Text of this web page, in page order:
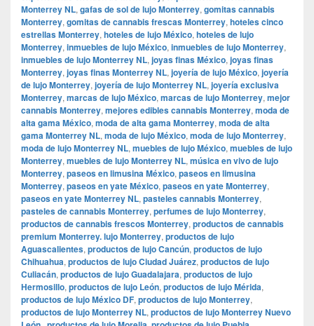
Monterrey NL, gafas de sol de lujo Monterrey, gomitas cannabis
Monterrey, gomitas de cannabis frescas Monterrey, hoteles cinco
estrellas Monterrey, hoteles de lujo México, hoteles de lujo
Monterrey, inmuebles de lujo México, inmuebles de lujo Monterrey,
inmuebles de lujo Monterrey NL, joyas finas México, joyas finas
Monterrey, joyas finas Monterrey NL, joyería de lujo México, joyería
de lujo Monterrey, joyería de lujo Monterrey NL, joyería exclusiva
Monterrey, marcas de lujo México, marcas de lujo Monterrey, mejor
cannabis Monterrey, mejores edibles cannabis Monterrey, moda de
alta gama México, moda de alta gama Monterrey, moda de alta
gama Monterrey NL, moda de lujo México, moda de lujo Monterrey,
moda de lujo Monterrey NL, muebles de lujo México, muebles de lujo
Monterrey, muebles de lujo Monterrey NL, música en vivo de lujo
Monterrey, paseos en limusina México, paseos en limusina
Monterrey, paseos en yate México, paseos en yate Monterrey,
paseos en yate Monterrey NL, pasteles cannabis Monterrey,
pasteles de cannabis Monterrey, perfumes de lujo Monterrey,
productos de cannabis frescos Monterrey, productos de cannabis
premium Monterrey. lujo Monterrey, productos de lujo
Aguascalientes, productos de lujo Cancún, productos de lujo
Chihuahua, productos de lujo Ciudad Juárez, productos de lujo
Culiacán, productos de lujo Guadalajara, productos de lujo
Hermosillo, productos de lujo León, productos de lujo Mérida,
productos de lujo México DF, productos de lujo Monterrey,
productos de lujo Monterrey NL, productos de lujo Monterrey Nuevo